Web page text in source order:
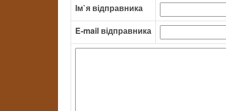
Ім`я відправника
E-mail відправника